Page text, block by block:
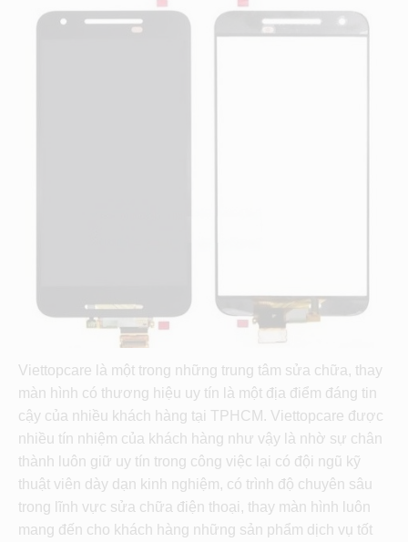
Viettopcare là một trong những trung tâm sửa chữa, thay
màn hình có thương hiệu uy tín là một địa điểm đáng tin
cậy của nhiều khách hàng tại TPHCM. Viettopcare được
nhiều tín nhiệm của khách hàng như vậy là nhờ sự chân
thành luôn giữ uy tín trong công việc lại có đội ngũ kỹ
thuật viên dày dạn kinh nghiệm, có trình độ chuyên sâu
trong lĩnh vực sửa chữa điện thoại, thay màn hình luôn
mang đến cho khách hàng những sản phẩm dịch vụ tốt